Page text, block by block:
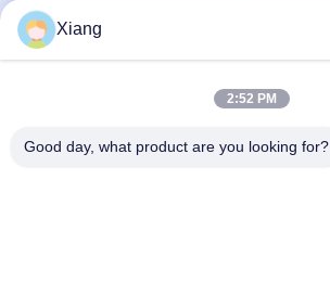
पीई और पीवीसी दोनों ग्रेन्युल सामग्री
के लिए घुमावदार पाइप एक्सट्रूज़न
मशीन
Xiang
2:52 PM
Good day, what product are you looking for?